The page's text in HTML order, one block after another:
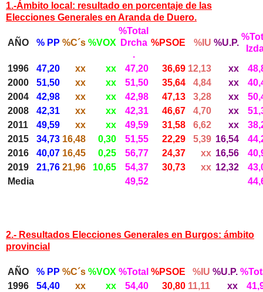
1.-Ámbito local: resultado en porcentaje de las
Elecciones Generales en Aranda de Duero.
AÑO % PP %C´s %VOX
%Total
Drcha
.
%PSOE %IU %U.P.
1996
47,20 xx xx 47,20 36,69 12,13 xx
2000
51,50 xx xx 51,50 35,64 4,84 xx
2004
42,98 xx xx 42,98 47,13 3,28 xx
2008
42,31 xx xx 42,31 46,67 4,70 xx
2011
49,59 xx xx 49,59 31,58 6,62 xx
2015
34,73 16,48 0,30 51,55 22,29 5,39 16,54
2016
40,07 16,45 0,25 56,77 24,37 xx 16,56
2019
21,76 21,96 10,65 54,37 30,73 xx 12,32
Media
49,52
2.- Resultados Elecciones Generales en Burgos: ámbito
provincial
AÑO % PP %C´s %VOX %Total %PSOE %IU %U.P.
1996
54,40 xx xx 54,40 30,80 11,11 xx